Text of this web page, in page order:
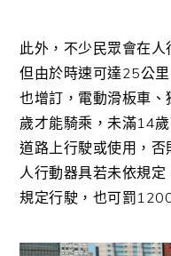
此外，不少民眾會在人
但由於時速可達25公
也增訂，電動滑板車
歲才能騎乘，未滿14
道路上行駛或使用，
人行動器具若未依規
規定行駛，也可罰